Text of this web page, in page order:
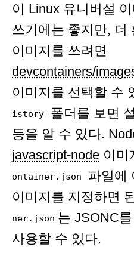
이 Linux 유니버설
쓰기에는 좋지만, 더
이미지를 쓰려면
devcontainers/
이미지를 선택할 수
istory
폴더를 보면
등을 알 수 있다.
javascript-node 이미
ontainer.json
파일에
이미지를 지정하면
ner.json 는 JSONC
사용할 수 있다.